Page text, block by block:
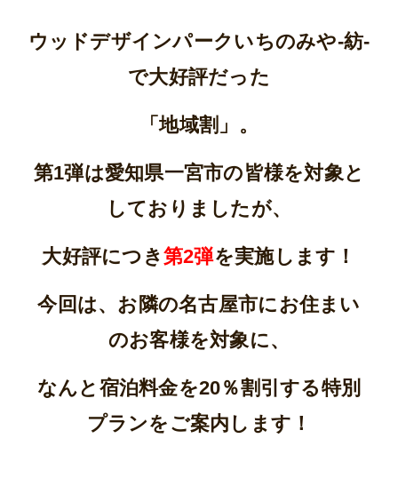
ウッドデザインパークいちのみや-紡-
で大好評だった
「地域割」。
第1弾は愛知県一宮市の皆様を対象と
しておりましたが、
大好評につき第2弾を実施します！
今回は、お隣の名古屋市にお住まい
のお客様を対象に、
なんと宿泊料金を20％割引する特別
プランをご案内します！